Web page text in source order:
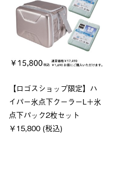
【ロゴスショップ限定】ハ
イパー氷点下クーラーL＋氷
点下パック2枚セット
￥15,800 (税込)